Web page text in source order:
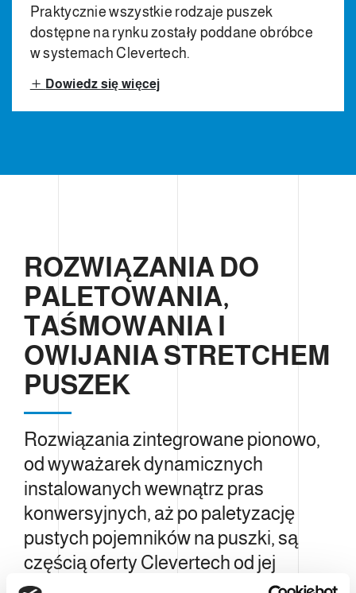
Praktycznie wszystkie rodzaje puszek
dostępne na rynku zostały poddane obróbce
w systemach Clevertech.
Dowiedz się więcej
ROZWIĄZANIA DO
PALETOWANIA,
TAŚMOWANIA I
OWIJANIA STRETCHEM
PUSZEK
Rozwiązania zintegrowane pionowo,
od wyważarek dynamicznych
instalowanych wewnątrz pras
konwersyjnych, aż po paletyzację
pustych pojemników na puszki, są
częścią oferty Clevertech od jej
powstania. Grupa Clevertech jest